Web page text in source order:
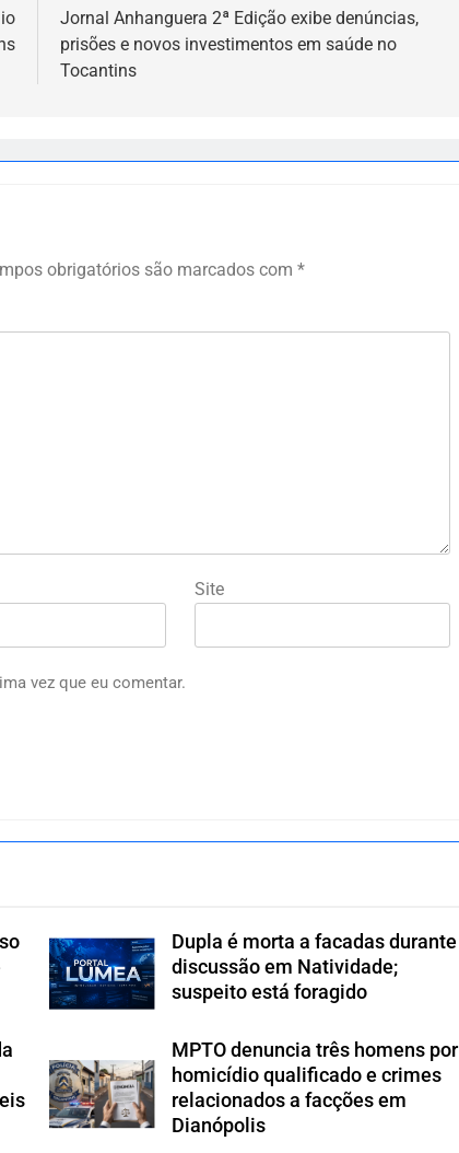
Jornal Anhanguera 2ª Edição exibe denúncias,
prisões e novos investimentos em saúde no
Tocantins
obrigatórios são marcados com *
Site
vez que eu comentar.
Dupla é morta a facadas durante
discussão em Natividade;
suspeito está foragido
MPTO denuncia três homens por
homicídio qualificado e crimes
relacionados a facções em
Dianópolis